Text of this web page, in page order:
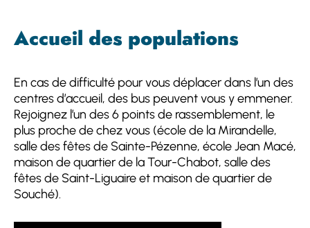
Accueil des populations
En cas de difficulté pour vous déplacer dans l’un des
centres d’accueil, des bus peuvent vous y emmener.
Rejoignez l’un des 6 points de rassemblement, le
plus proche de chez vous (école de la Mirandelle,
salle des fêtes de Sainte-Pézenne, école Jean Macé,
maison de quartier de la Tour-Chabot, salle des
fêtes de Saint-Liguaire et maison de quartier de
Souché).